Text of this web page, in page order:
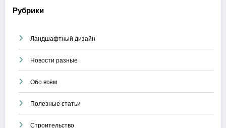
Рубрики
Ландшафтный дизайн
Новости разные
Обо всём
Полезные статьи
Строительство